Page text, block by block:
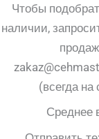
Чтобы
наличии,
(всегда на
Среднее